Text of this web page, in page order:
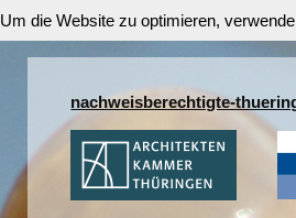
Um die Website zu optimieren,
nachweisberechtigte-